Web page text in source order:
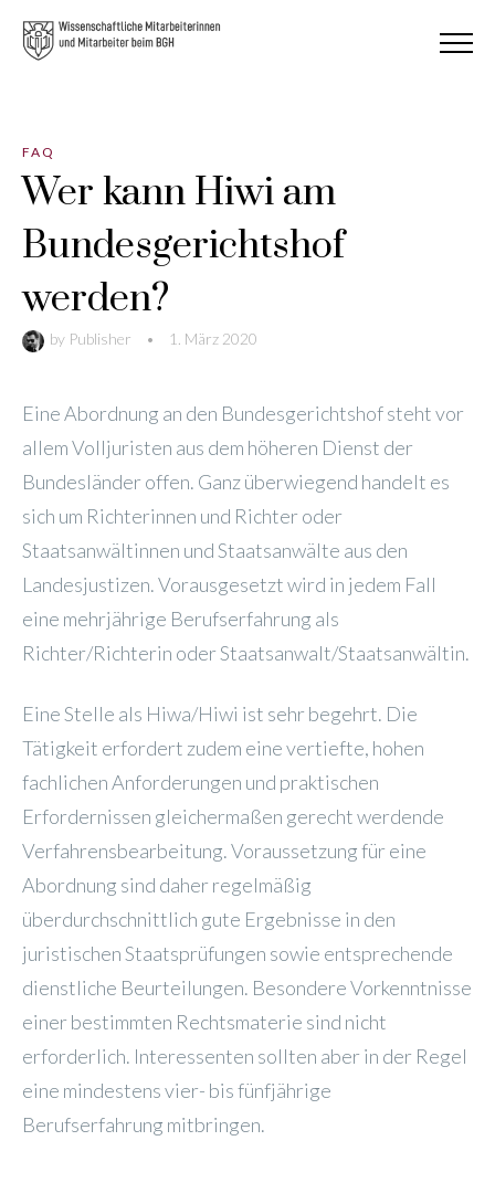
FAQ
Wer kann Hiwi am
Bundesgerichtshof
werden?
by Publisher • 1. März 2020
Eine Abordnung an den Bundesgerichtshof steht vor
allem Volljuristen aus dem höheren Dienst der
Bundesländer offen. Ganz überwiegend handelt es
sich um Richterinnen und Richter oder
Staatsanwältinnen und Staatsanwälte aus den
Landesjustizen. Vorausgesetzt wird in jedem Fall
eine mehrjährige Berufserfahrung als
Richter/Richterin oder Staatsanwalt/Staatsanwältin.
Eine Stelle als Hiwa/Hiwi ist sehr begehrt. Die
Tätigkeit erfordert zudem eine vertiefte, hohen
fachlichen Anforderungen und praktischen
Erfordernissen gleichermaßen gerecht werdende
Verfahrensbearbeitung. Voraussetzung für eine
Abordnung sind daher regelmäßig
überdurchschnittlich gute Ergebnisse in den
juristischen Staatsprüfungen sowie entsprechende
dienstliche Beurteilungen. Besondere Vorkenntnisse
einer bestimmten Rechtsmaterie sind nicht
erforderlich. Interessenten sollten aber in der Regel
eine mindestens vier- bis fünfjährige
Berufserfahrung mitbringen.